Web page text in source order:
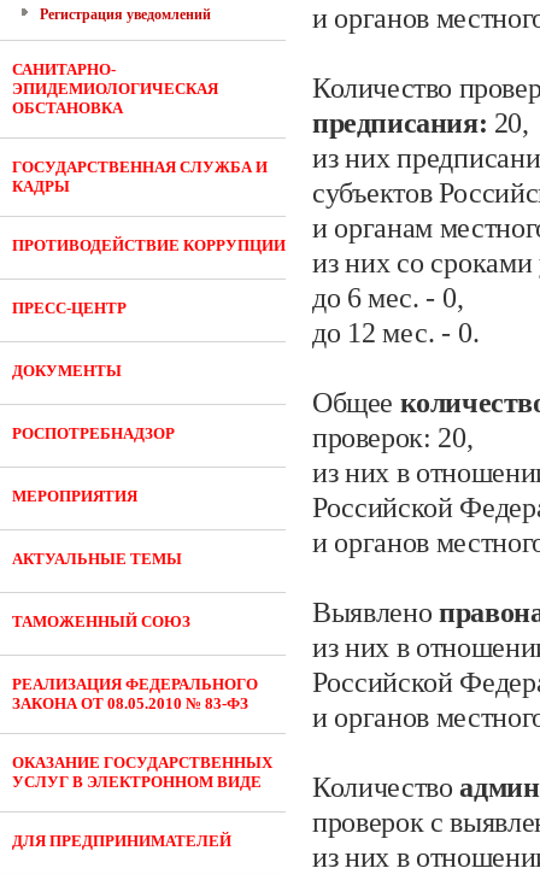
Регистрация уведомлений
САНИТАРНО-
ЭПИДЕМИОЛОГИЧЕСКАЯ
ОБСТАНОВКА
ГОСУДАРСТВЕННАЯ СЛУЖБА И
КАДРЫ
ПРОТИВОДЕЙСТВИЕ КОРРУПЦИИ
ПРЕСС-ЦЕНТР
ДОКУМЕНТЫ
РОСПОТРЕБНАДЗОР
МЕРОПРИЯТИЯ
АКТУАЛЬНЫЕ ТЕМЫ
ТАМОЖЕННЫЙ СОЮЗ
РЕАЛИЗАЦИЯ ФЕДЕРАЛЬНОГО
ЗАКОНА ОТ 08.05.2010 № 83-ФЗ
ОКАЗАНИЕ ГОСУДАРСТВЕННЫХ
УСЛУГ В ЭЛЕКТРОННОМ ВИДЕ
ДЛЯ ПРЕДПРИНИМАТЕЛЕЙ
и органов
Количество
предписания: 20,
из них
субъектов
и органам
из них со
до 6мес. - 0,
до 12 мес. - 0.
Общее
проверок: 20,
из них в
Российской
и органов
Выявлено
из них в
Российской
и органов
Количество
проверок с
из них в